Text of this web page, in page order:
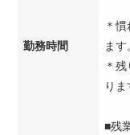
勤務時間
＊
ます。
＊
り
■残